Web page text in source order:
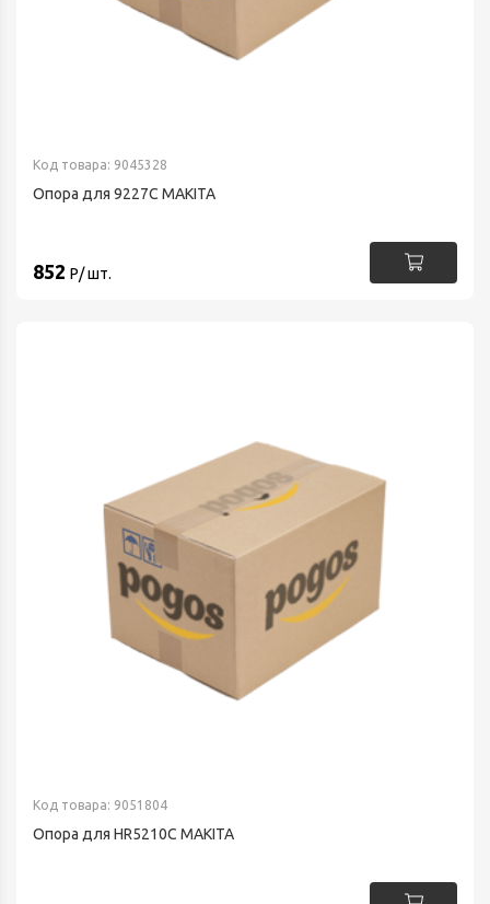
Код товара: 9045328
Опора для 9227C MAKITA
852 Р/ шт.
Код товара: 9051804
Опора для HR5210C MAKITA